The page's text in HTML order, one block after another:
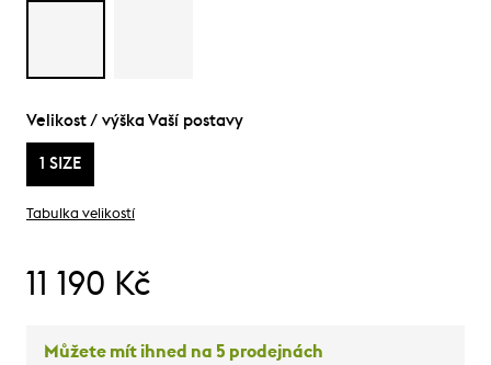
Velikost / výška Vaší postavy
1 SIZE
Tabulka velikostí
11 190 Kč
Můžete mít ihned na 5 prodejnách